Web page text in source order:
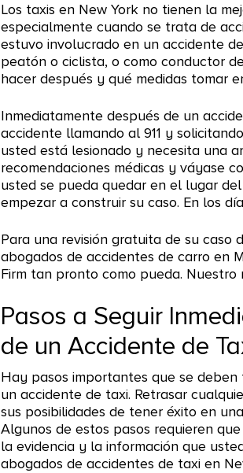
Los taxis en New York no tienen la
especialmente cuando se trata de
estuvo involucrado en un accidente
peatón o ciclista, o como conductor
hacer después y qué medidas tomar
Inmediatamente después de un
accidente llamando al 911 y
usted está lesionado y necesita una
recomendaciones médicas y váyase
usted se pueda quedar en el lugar
empezar a construir su caso. En los
Para una revisión gratuita de su caso
abogados de accidentes de carro en
Firm tan pronto como pueda. Nuestro
Pasos a Seguir
de un Accidente de
Hay pasos importantes que se
un accidente de taxi. Retrasar
sus posibilidades de tener éxito en
Algunos de estos pasos requieren
la evidencia y la información que
abogados de accidentes de taxi en